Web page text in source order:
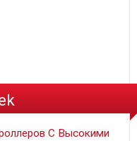
С Высокими